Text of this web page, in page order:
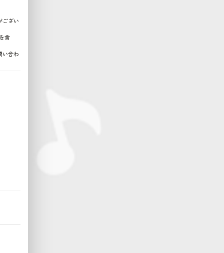
ござい
含
い合わ